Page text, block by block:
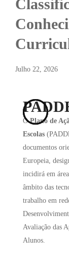
Julho 22, 2026
OPlano de
Escolas
documentos
Europeia,
incidirá em
âmbito das
trabalho em
Avaliação das
Alunos.